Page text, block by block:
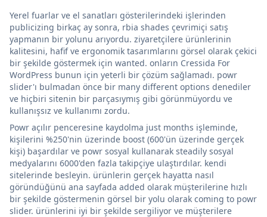
Yerel fuarlar ve el sanatları gösterilerindeki işlerinden
publicizing birkaç ay sonra, rbia shades çevrimiçi satış
yapmanın bir yolunu arıyordu. ziyaretçilere ürünlerinin
kalitesini, hafif ve ergonomik tasarımlarını görsel olarak çekici
bir şekilde göstermek için wanted. onların Cressida For
WordPress bunun için yeterli bir çözüm sağlamadı. powr
slider'ı bulmadan önce bir many different options denediler
ve hiçbiri sitenin bir parçasıymış gibi görünmüyordu ve
kullanışsız ve kullanımı zordu.
Powr açılır penceresine kaydolma just months işleminde,
kişilerini %250'nin üzerinde boost (600'ün üzerinde gerçek
kişi) başardılar ve powr sosyal kullanarak steadily sosyal
medyalarını 6000'den fazla takipçiye ulaştırdılar. kendi
sitelerinde besleyin. ürünlerin gerçek hayatta nasıl
göründüğünü ana sayfada added olarak müşterilerine hızlı
bir şekilde göstermenin görsel bir yolu olarak coming to powr
slider. ürünlerini iyi bir şekilde sergiliyor ve müşterilere